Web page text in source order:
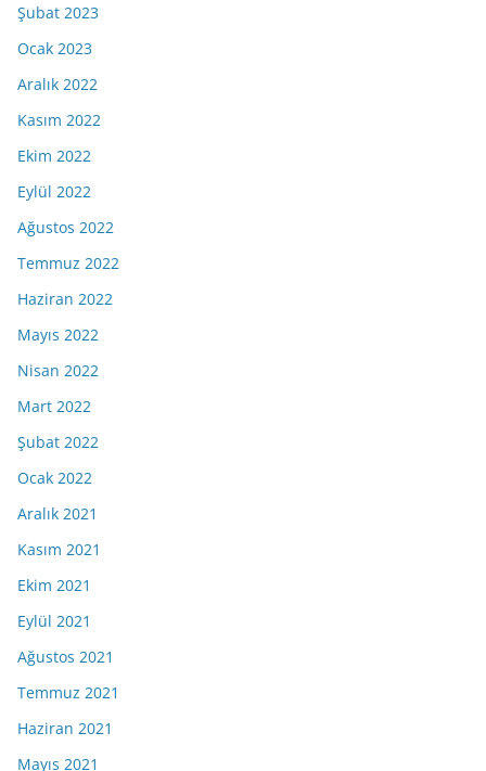
Şubat 2023
Ocak 2023
Aralık 2022
Kasım 2022
Ekim 2022
Eylül 2022
Ağustos 2022
Temmuz 2022
Haziran 2022
Mayıs 2022
Nisan 2022
Mart 2022
Şubat 2022
Ocak 2022
Aralık 2021
Kasım 2021
Ekim 2021
Eylül 2021
Ağustos 2021
Temmuz 2021
Haziran 2021
Mayıs 2021